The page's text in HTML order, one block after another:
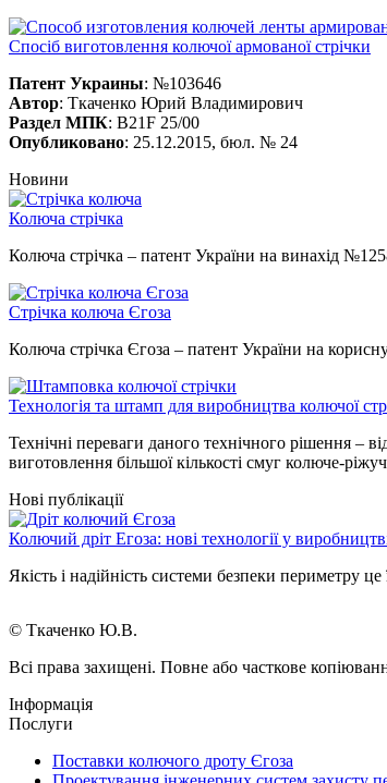
Спосіб виготовлення колючої армованої стрічки
Патент Украины: №103646
Автор: Ткаченко Юрий Владимирович
Раздел МПК: B21F 25/00
Опубликовано: 25.12.2015, бюл. № 24
Новини
Колюча стрічка
Колюча стрічка – патент України на винахід
Стрічка колюча Єгоза
Колюча стрічка Єгоза – патент України на
Технологія та штамп для виробництва колючої
Технічні переваги даного технічного рішення –
виготовлення більшої кількості смуг колюче-
Нові публікації
Колючий дріт Егоза: нові технології у
Якість і надійність системи безпеки периметру
© Ткаченко Ю.В.
Всі права захищені. Повне або часткове
Інформація
Послуги
Поставки колючого дроту Єгоза